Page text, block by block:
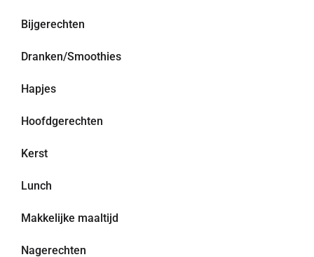
Bijgerechten
Dranken/Smoothies
Hapjes
Hoofdgerechten
Kerst
Lunch
Makkelijke maaltijd
Nagerechten